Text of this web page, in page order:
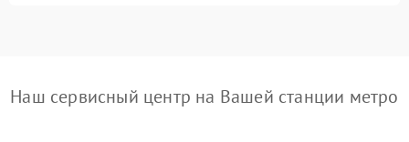
Наш сервисный центр на Вашей станции метро